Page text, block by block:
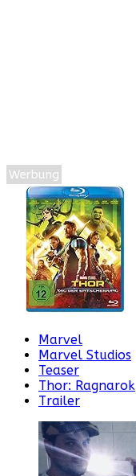
Werbung
Marvel
Marvel Studios
Teaser
Thor: Ragnarok
Trailer